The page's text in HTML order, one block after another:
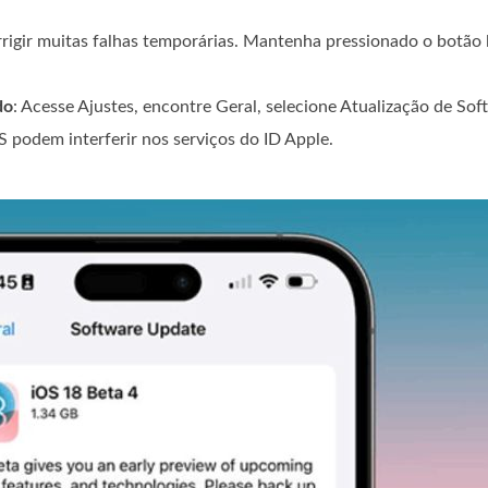
muitas falhas temporárias. Mantenha pressionado o
: Acesse Ajustes, encontre Geral, selecione Atualização de
podem interferir nos serviços do ID Apple.